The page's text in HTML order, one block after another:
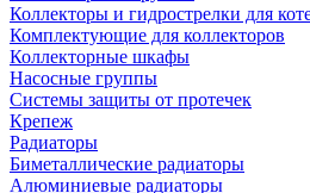
Коллекторы и гидрострелки для
Комплектующие для коллекторов
Коллекторные шкафы
Насосные группы
Системы защиты от протечек
Крепеж
Радиаторы
Биметаллические радиаторы
Алюминиевые радиаторы